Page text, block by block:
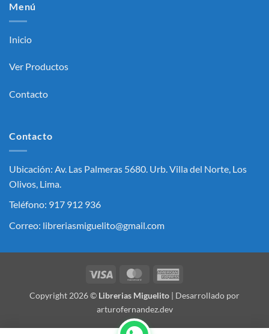
Menú
Inicio
Ver Productos
Contacto
Contacto
Ubicación: Av. Las Palmeras 5680. Urb. Villa del Norte, Los
Olivos, Lima.
Teléfono: 917 912 936
Correo: libreriasmiguelito@gmail.com
Visa MasterCard
Copyright 2026 © Librerias Miguelito | Desarrollado por
arturofernandez.dev